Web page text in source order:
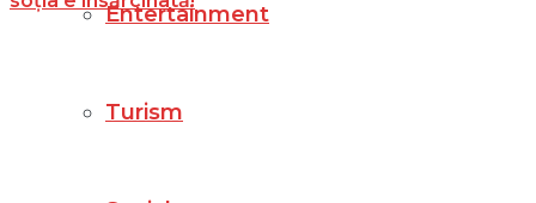
Entertainment
Turism